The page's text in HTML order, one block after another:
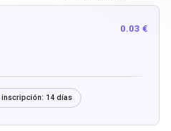
0.03 €
inscripción: 14 días